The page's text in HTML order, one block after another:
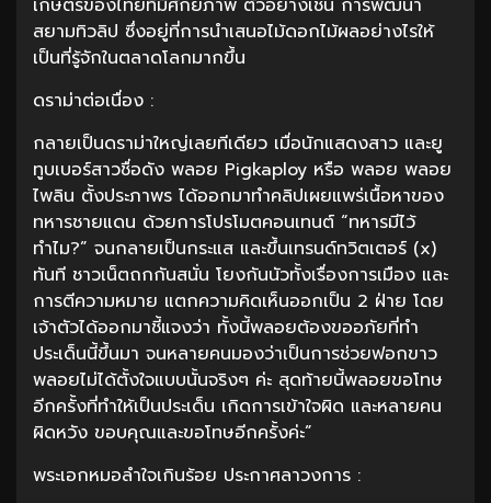
เกษตรของไทยที่มีศักยภาพ ตัวอย่างเช่น การพัฒนา
สยามทิวลิป ซึ่งอยู่ที่การนำเสนอไม้ดอกไม้ผลอย่างไรให้
เป็นที่รู้จักในตลาดโลกมากขึ้น
ดราม่าต่อเนื่อง :
กลายเป็นดราม่าใหญ่เลยทีเดียว เมื่อนักแสดงสาว และยู
ทูบเบอร์สาวชื่อดัง พลอย Pigkaploy หรือ พลอย พลอย
ไพลิน ตั้งประภาพร ได้ออกมาทำคลิปเผยแพร่เนื้อหาของ
ทหารชายแดน ด้วยการโปรโมตคอนเทนต์ “ทหารมีไว้
ทำไม?” จนกลายเป็นกระแส และขึ้นเทรนด์ทวิตเตอร์ (x)
ทันที ชาวเน็ตถกกันสนั่น โยงกันนัวทั้งเรื่องการเมือง และ
การตีความหมาย แตกความคิดเห็นออกเป็น 2 ฝ่าย โดย
เจ้าตัวได้ออกมาชี้แจงว่า ทั้งนี้พลอยต้องขออภัยที่ทำ
ประเด็นนี้ขึ้นมา จนหลายคนมองว่าเป็นการช่วยฟอกขาว
พลอยไม่ได้ตั้งใจแบบนั้นจริงๆ ค่ะ สุดท้ายนี้พลอยขอโทษ
อีกครั้งที่ทำให้เป็นประเด็น เกิดการเข้าใจผิด และหลายคน
ผิดหวัง ขอบคุณและขอโทษอีกครั้งค่ะ”
พระเอกหมอลำใจเกินร้อย ประกาศลาวงการ :